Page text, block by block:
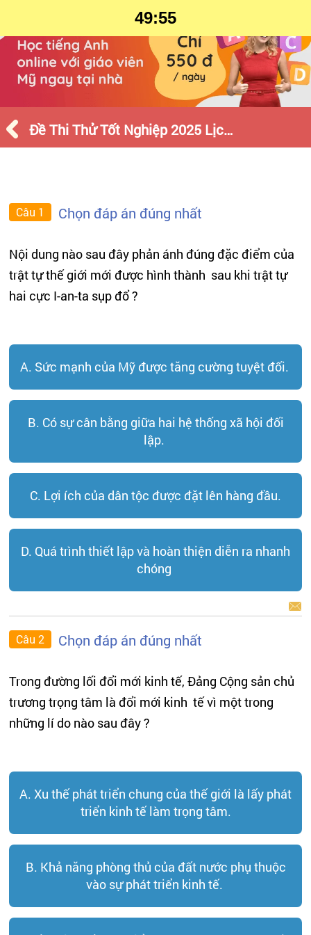
Đề Thi Thử Tốt Nghiệp 2025 Lịch Sử Sở GD Bắc Ninh
49:55
Câu 1 Chọn đáp án đúng nhất
Nội dung nào sau đây phản ánh đúng đặc điểm của
trật tự thế giới mới được hình thành sau khi trật tự
hai cực I-an-ta sụp đổ ?
A. Sức mạnh của Mỹ được tăng cường tuyệt đối.
B. Có sự cân bằng giữa hai hệ thống xã hội đối
lập.
C. Lợi ích của dân tộc được đặt lên hàng đầu.
D. Quá trình thiết lập và hoàn thiện diễn ra nhanh
chóng
Câu 2 Chọn đáp án đúng nhất
Trong đường lối đổi mới kinh tế, Đảng Cộng sản chủ
trương trọng tâm là đổi mới kinh tế vì một trong
những lí do nào sau đây ?
A. Xu thế phát triển chung của thế giới là lấy phát
triển kinh tế làm trọng tâm.
B. Khả năng phòng thủ của đất nước phụ thuộc
vào sự phát triển kinh tế.